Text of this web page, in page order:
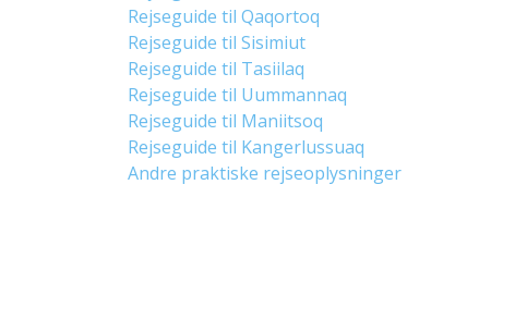
Rejseguide til Qaqortoq
Rejseguide til Sisimiut
Rejseguide til Tasiilaq
Rejseguide til Uummannaq
Rejseguide til Maniitsoq
Rejseguide til Kangerlussuaq
Andre praktiske rejseoplysninger